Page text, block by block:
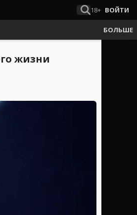
18+ ВОЙТИ
БОЛЬШЕ
жизни